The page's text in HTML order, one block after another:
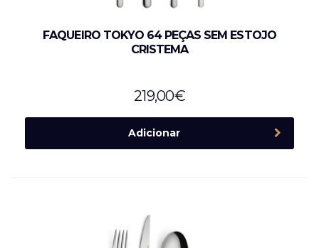
FAQUEIRO TOKYO 64 PEÇAS SEM ESTOJO
CRISTEMA
219,00€
Adicionar